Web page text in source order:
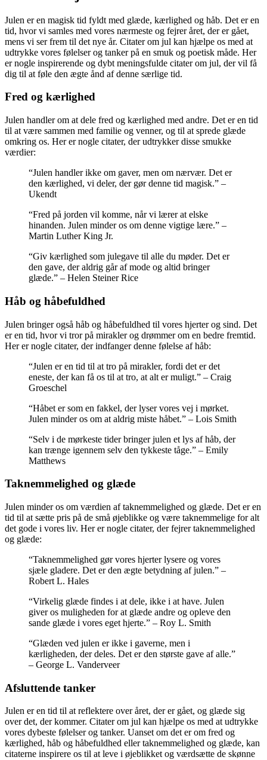
Julen er en magisk tid fyldt med glæde, kærlighed og håb. Det er en
tid, hvor vi samles med vores nærmeste og fejrer året, der er gået,
mens vi ser frem til det nye år. Citater om jul kan hjælpe os med at
udtrykke vores følelser og tanker på en smuk og poetisk måde. Her
er nogle inspirerende og dybt meningsfulde citater om jul, der vil få
dig til at føle den ægte ånd af denne særlige tid.
Fred og kærlighed
Julen handler om at dele fred og kærlighed med andre. Det er en tid
til at være sammen med familie og venner, og til at sprede glæde
omkring os. Her er nogle citater, der udtrykker disse smukke
værdier:
“Julen handler ikke om gaver, men om nærvær. Det er
den kærlighed, vi deler, der gør denne tid magisk.” –
Ukendt
“Fred på jorden vil komme, når vi lærer at elske
hinanden. Julen minder os om denne vigtige lære.” –
Martin Luther King Jr.
“Giv kærlighed som julegave til alle du møder. Det er
den gave, der aldrig går af mode og altid bringer
glæde.” – Helen Steiner Rice
Håb og håbefuldhed
Julen bringer også håb og håbefuldhed til vores hjerter og sind. Det
er en tid, hvor vi tror på mirakler og drømmer om en bedre fremtid.
Her er nogle citater, der indfanger denne følelse af håb:
“Julen er en tid til at tro på mirakler, fordi det er det
eneste, der kan få os til at tro, at alt er muligt.” – Craig
Groeschel
“Håbet er som en fakkel, der lyser vores vej i mørket.
Julen minder os om at aldrig miste håbet.” – Lois Smith
“Selv i de mørkeste tider bringer julen et lys af håb, der
kan trænge igennem selv den tykkeste tåge.” – Emily
Matthews
Taknemmelighed og glæde
Julen minder os om værdien af taknemmelighed og glæde. Det er en
tid til at sætte pris på de små øjeblikke og være taknemmelige for alt
det gode i vores liv. Her er nogle citater, der fejrer taknemmelighed
og glæde:
“Taknemmelighed gør vores hjerter lysere og vores
sjæle gladere. Det er den ægte betydning af julen.” –
Robert L. Hales
“Virkelig glæde findes i at dele, ikke i at have. Julen
giver os muligheden for at glæde andre og opleve den
sande glæde i vores eget hjerte.” – Roy L. Smith
“Glæden ved julen er ikke i gaverne, men i
kærligheden, der deles. Det er den største gave af alle.”
– George L. Vanderveer
Afsluttende tanker
Julen er en tid til at reflektere over året, der er gået, og glæde sig
over det, der kommer. Citater om jul kan hjælpe os med at udtrykke
vores dybeste følelser og tanker. Uanset om det er om fred og
kærlighed, håb og håbefuldhed eller taknemmelighed og glæde, kan
citaterne inspirere os til at leve i øjeblikket og værdsætte de skønne